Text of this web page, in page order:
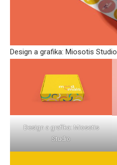
Design a grafika: Miosotis Studio
Design a grafika: Miosotis
Studio